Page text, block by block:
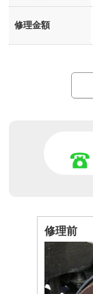
修理金額
修理前